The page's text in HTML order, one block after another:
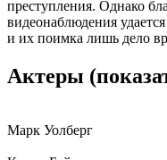
преступления. Однако
видеонаблюдения
и их поимка лишь дело
Актеры
Марк Уолберг